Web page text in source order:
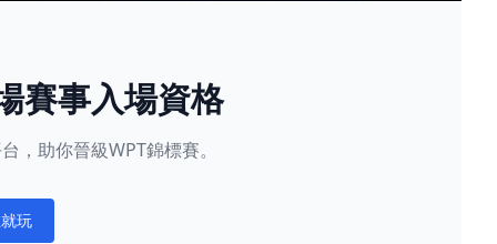
賽事入場資格
，助你晉級WPT錦標賽。
玩